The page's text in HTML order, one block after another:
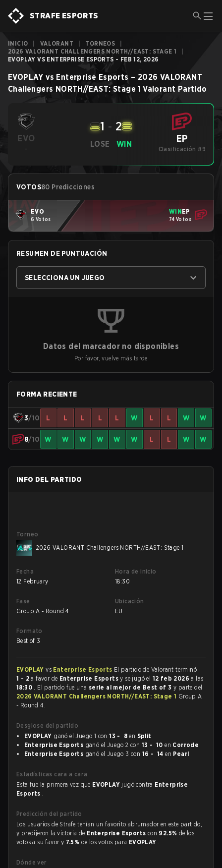
STRAFE ESPORTS
INICIO VALORANT TORNEOS
2026 VALORANT CHALLENGERS NORTH//EAST: STAGE 1
EVOPLAY VS ENTERPRISE ESPORTS - FEB 12, 2026
EVOPLAY vs Enterprise Esports – 2026 VALORANT
Challengers NORTH//EAST: Stage 1 Valorant Partido
EVO
-
LOSE
1 - 2
WIN EP
Clasificación #9
VOTOS80 Predicciones
EVO
6 Votos
WINEP
74 Votos
RESUMEN DE PUNTUACIÓN
SELECCIONA UN JUEGO
Datos del marcador no disponibles
Por favor, vuelve más tarde
FORMA RECIENTE
3/10 L L L L L W L L W W
8/10 W W W W W W L L W W
INFO DEL PARTIDO
Torneo
2026 VALORANT Challengers NORTH//EAST: Stage 1
Fecha
12 February
Hora de inicio
18:30
Fase
Group A - Round 4
Ubicación
EU
Formato
Best of 3
EVOPLAYvs Enterprise Esports El partido de Valorant terminó
1 - 2 a favor de Enterprise Esportsy se jugó el 12 feb 2026a las
18:30 . El partido fue una serie al mejor de Best of 3y parte del
2026 VALORANT Challengers NORTH//EAST: Stage 1 Group A
- Round 4.
Desglose del partido
EVOPLAY ganó el Juego 1 con13 - 8 en Split
Enterprise Esports ganó el Juego 2 con 13 - 10 en Corrode
Enterprise Esports ganó el Juego 3 con 16 - 14 en Pearl
Estadísticas cara a cara
Esta fue la primera vez que EVOPLAY jugó contra Enterprise
Esports .
Predicción del partido
Los usuarios de Strafe tenían un favorito abrumador en este partido,
y predijeron la victoria de Enterprise Esports con 92.5% de los
votos a su favor y 7.5% de los votos para EVOPLAY .
Dónde ver